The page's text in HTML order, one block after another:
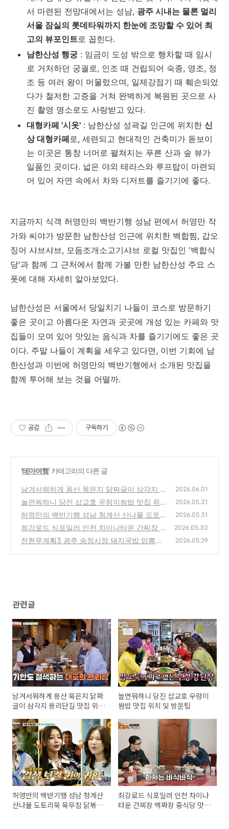
서 마련된 전망대에서는 성남, 광주 시내는 물론 멀리
서울 잠실의 롯데타워까지 한눈에 조망할 수 있어 최
고의 뷰포인트로 꼽힌다.
남한산성 행궁 : 임금이 도성 밖으로 행차할 때 임시
로 거처하던 궁궐로, 인조 때 건립되어 숙종, 영조, 정
조 등 여러 왕이 머물렀으며, 일제강점기 때 훼손되었
다가 철저한 고증을 거쳐 완벽하게 복원된 곳으로 사
진 촬영 명소로도 사랑받고 있다.
대형카페 '시옷' : 남한산성 성곽길 인근에 위치한 신
상 대형카페로, 세련되고 현대적인 건축미가 돋보이
는 이곳은 통창 너머로 펼쳐지는 푸른 산과 숲 뷰가
일품인 곳이다. 넓은 야외 테라스와 루프탑이 마련되
어 있어 자연 속에서 차와 디저트를 즐기기에 좋다.
지금까지 식객 허영만의 백반기행 성남 편에서 허영만 작
가와 씨야가 방문한 남한산성 인근에 위치한 백합찜, 갑오
징어 샤브샤브, 모듬조개소고기샤브 로컬 맛집인 '백합식
당'과 함께 그 근처에서 함께 가볼 만한 남한산성 주요 스
폿에 대해 자세히 알아보았다.
남한산성은 서울에서 당일치기 나들이 코스로 방문하기
좋은 곳이고 아름다운 자연과 곳곳에 개성 있는 카페와 맛
집들이 모여 있어 맛있는 음식과 차를 즐기기에도 좋은 곳
이다. 주말 나들이 계획을 세우고 있다면, 이번 기회에 남
한산성과 이번에 허영만의 백반기행에서 소개된 맛집을
함께 투어해 보는 것을 어떨까.
공감 구독하기
'테마여행' 카테고리의 다른 글
남겨서뭐하게 용산 묵은지 닭짜글이 삼각지 용
리단길 맛집 위치 및 방문팁 feat. 김대호
(0)
2026.06.01
놀면뭐하니 당진 삽교호 우렁이쌈밥 맛집 위치
및 방문팁
(0)
2026.05.31
허영만의 백반기행 성남 청계산 산나물 도토리
묵 묵무침 닭볶음탕 맛집 위치 및 방문팁 feat.
씨야
(0)
2026.05.31
최강로드 식포일러 인천 차이나타운 간찌장 백
짜장 중식당 맛집 위치 및 방문팁 （최강록 김
2026.05.30
전현무계획3 광주 송정시장 돼지국밥 암뽕순
2026.05.29
관련글
남겨서뭐하게 용산 묵은지 닭짜
글이 삼각지 용리단길 맛집 위치
놀면뭐하니 당진 삽교호 우렁이
쌈밥 맛집 위치 및 방문팁
허영만의 백반기행 성남 청계산
산나물 도토리묵 묵무침 닭볶음
최강로드 식포일러 인천 차이나
타운 간찌장 백짜장 중식당 맛집